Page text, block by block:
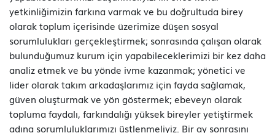
yetkinliğimizin farkına varmak ve bu doğrultuda birey
olarak toplum içerisinde üzerimize düşen sosyal
sorumlulukları gerçekleştirmek; sonrasında çalışan olarak
bulunduğumuz kurum için yapabileceklerimizi bir kez daha
analiz etmek ve bu yönde ivme kazanmak; yönetici ve
lider olarak takım arkadaşlarımız için fayda sağlamak,
güven oluşturmak ve yön göstermek; ebeveyn olarak
topluma faydalı, farkındalığı yüksek bireyler yetiştirmek
adına sorumluluklarımızı üstlenmeliyiz. Bir ay sonrasını